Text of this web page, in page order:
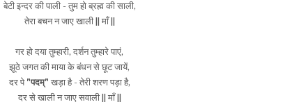
बेटी इन्दर की पाली - तुम हो ब्रह्म की साली,
तेरा बचन न जाए खाली || माँ ||
गर हो दया तुम्हारी, दर्शन तुम्हारे पाएं,
झूठे जगत की माया के बंधन से छूट जायें,
दर पे "पदम्" खड़ा है - तेरी शरण पड़ा है,
दर से खाली न जाए सवाली || माँ ||